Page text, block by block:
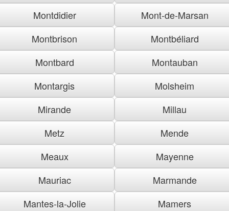
Montdidier
Mont-de-Marsan
Montbrison
Montbéliard
Montbard
Montauban
Montargis
Molsheim
Mirande
Millau
Metz
Mende
Meaux
Mayenne
Mauriac
Marmande
Mantes-la-Jolie
Mamers